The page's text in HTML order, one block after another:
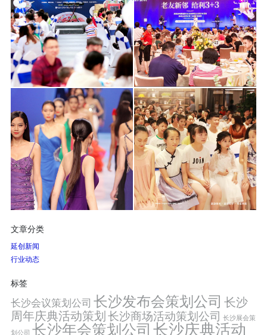
文章分类
延创新闻
行业动态
标签
长沙会议策划公司 长沙发布会策划公司 长沙
周年庆典活动策划 长沙商场活动策划公司 长沙展会策
划公司 长沙年会策划公司 长沙庆典活动